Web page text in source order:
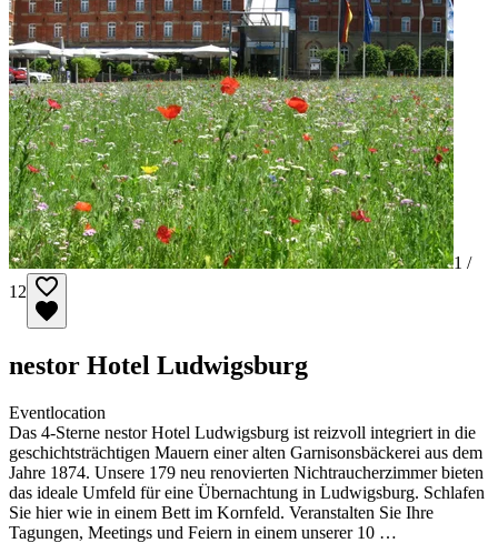
1 /
12
nestor Hotel Ludwigsburg
Eventlocation
Das 4-Sterne nestor Hotel Ludwigsburg ist reizvoll integriert in die
geschichtsträchtigen Mauern einer alten Garnisonsbäckerei aus dem
Jahre 1874. Unsere 179 neu renovierten Nichtraucherzimmer bieten
das ideale Umfeld für eine Übernachtung in Ludwigsburg. Schlafen
Sie hier wie in einem Bett im Kornfeld. Veranstalten Sie Ihre
Tagungen, Meetings und Feiern in einem unserer 10 …